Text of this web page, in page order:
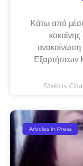
Κάτω από
ανακοίνωση
Εξαρτήσεων
Stelios
Articles In Press